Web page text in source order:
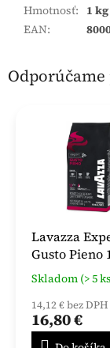
Hmotnosť: 1 kg
EAN:
Lavazza
Gusto Pieno
Skladom (> 5
14,12 € bez DPH
16,80 €